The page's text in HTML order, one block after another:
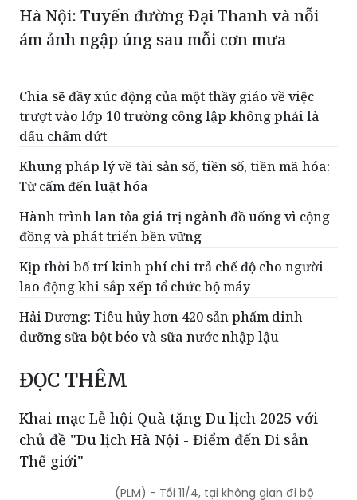
Hà Nội: Tuyến đường Đại Thanh và nỗi
ám ảnh ngập úng sau mỗi cơn mưa
Chia sẽ đầy xúc động của một thầy giáo về việc
trượt vào lớp 10 trường công lập không phải là
dấu chấm dứt
Khung pháp lý về tài sản số, tiền số, tiền mã hóa:
Từ cấm đến luật hóa
Hành trình lan tỏa giá trị ngành đồ uống vì cộng
đồng và phát triển bền vững
Kịp thời bố trí kinh phí chi trả chế độ cho người
lao động khi sắp xếp tổ chức bộ máy
Hải Dương: Tiêu hủy hơn 420 sản phẩm dinh
dưỡng sữa bột béo và sữa nước nhập lậu
ĐỌC THÊM
Khai mạc Lễ hội Quà tặng Du lịch 2025 với
chủ đề "Du lịch Hà Nội - Điểm đến Di sản
Thế giới"
(PLM) - Tối 11/4, tại không gian đi bộ